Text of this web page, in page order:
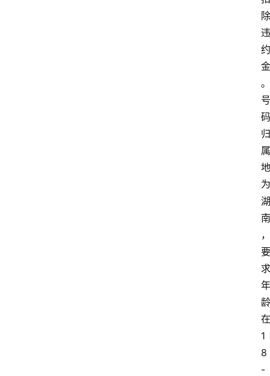
除
违
约
金
。
号
码
归
属
地
为
湖
南
，
要
求
年
龄
在
1
8
-